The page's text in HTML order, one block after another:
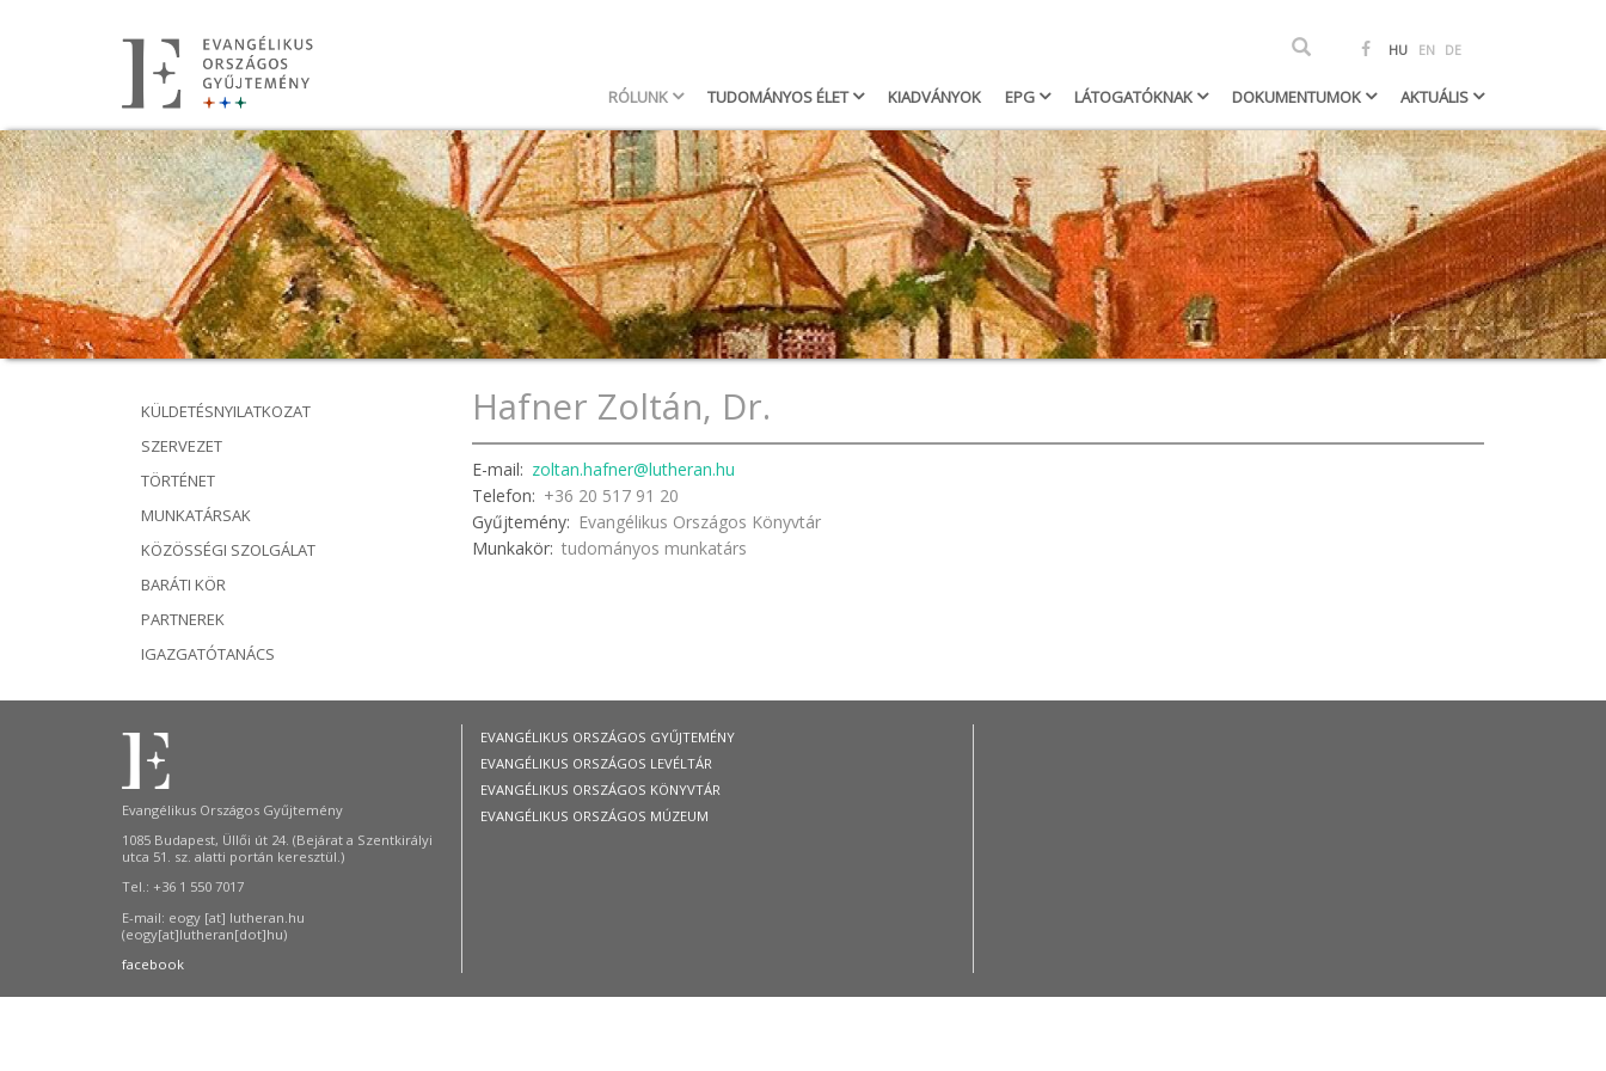
HU EN DE
Keresés
Main
navigation
RÓLUNK TUDOMÁNYOS ÉLET KIADVÁNYOK EPG LÁTOGATÓKNAK DOKUMENTUMOK AKTUÁLIS
Fő
navigáció
KÜLDETÉSNYILATKOZAT
SZERVEZET
TÖRTÉNET
MUNKATÁRSAK
KÖZÖSSÉGI SZOLGÁLAT
BARÁTI KÖR
PARTNEREK
IGAZGATÓTANÁCS
Hafner Zoltán, Dr.
E-mail
zoltan.hafner@lutheran.hu
Telefon
+36 20 517 91 20
Gyűjtemény
Evangélikus Országos Könyvtár
Munkakör tudományos munkatárs
Evangélikus Országos Gyűjtemény
1085 Budapest, Üllői út 24. (Bejárat a Szentkirályi
utca 51. sz. alatti portán keresztül.)
Tel.: +36 1 550 7017
E-mail: eogy [at] lutheran.hu
(eogy[at]lutheran[dot]hu)
facebook
EVANGÉLIKUS ORSZÁGOS GYŰJTEMÉNY
EVANGÉLIKUS ORSZÁGOS LEVÉLTÁR
EVANGÉLIKUS ORSZÁGOS KÖNYVTÁR
EVANGÉLIKUS ORSZÁGOS MÚZEUM